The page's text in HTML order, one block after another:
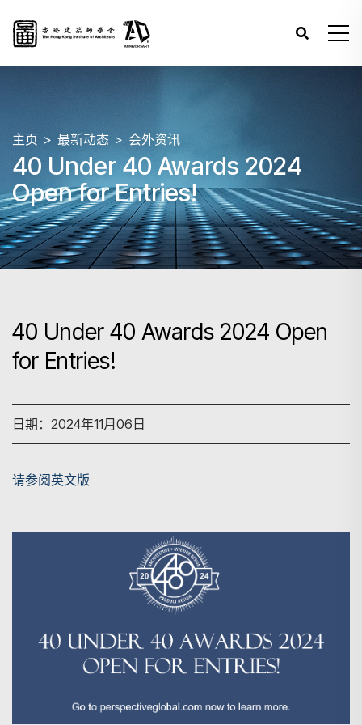
主页 最新动态 会外资讯
40 Under 40 Awards 2024
Open for Entries!
40 Under 40 Awards 2024 Open
for Entries!
日期：2024年11月06日
请参阅英文版